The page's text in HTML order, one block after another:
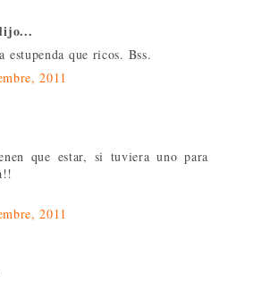
estupenda que ricos. Bss.
2011
que estar, si tuviera uno para
2011